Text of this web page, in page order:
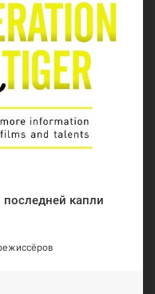
последней капли